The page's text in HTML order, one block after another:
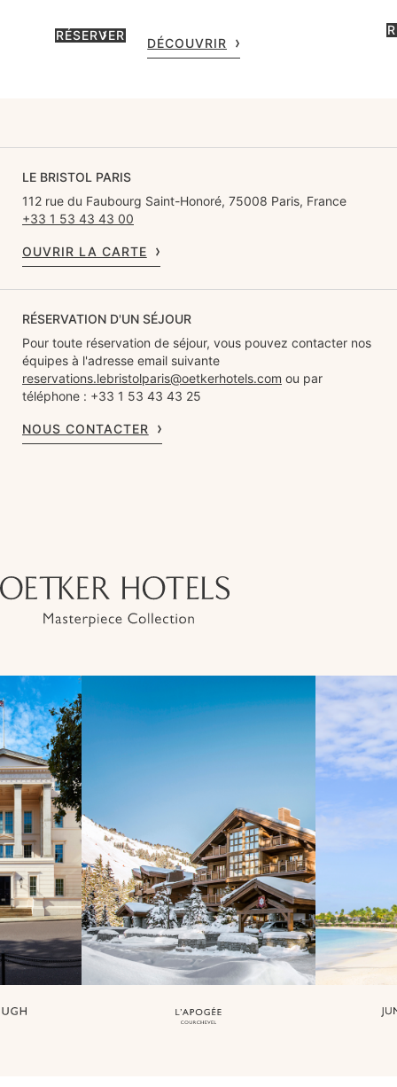
RÉSERVER
DÉCOUVRIR
LE BRISTOL PARIS
112 rue du Faubourg Saint-Honoré, 75008 Paris, France
+33 1 53 43 43 00
OUVRIR LA CARTE
RÉSERVATION D'UN SÉJOUR
Pour toute réservation de séjour, vous pouvez contacter nos
équipes à l'adresse email suivante
reservations.lebristolparis@oetkerhotels.com ou par
téléphone : +33 1 53 43 43 25
NOUS CONTACTER